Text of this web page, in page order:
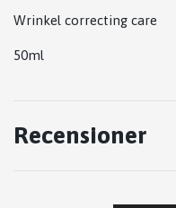
Wrinkel correcting care
50ml
Recensioner